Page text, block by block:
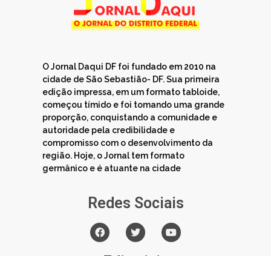
O Jornal Daqui DF foi fundado em 2010 na
cidade de São Sebastião- DF. Sua primeira
edição impressa, em um formato tabloide,
começou tímido e foi tomando uma grande
proporção, conquistando a comunidade e
autoridade pela credibilidade e
compromisso com o desenvolvimento da
região. Hoje, o Jornal tem formato
germânico e é atuante na cidade
Redes Sociais